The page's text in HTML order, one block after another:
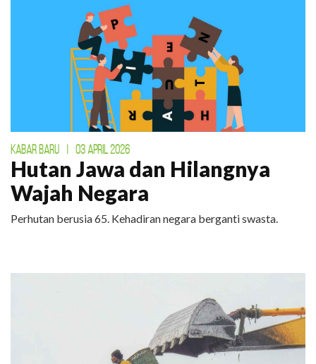
KABAR BARU | 03 APRIL 2026
Hutan Jawa dan Hilangnya
Wajah Negara
Perhutan berusia 65. Kehadiran negara berganti swasta.